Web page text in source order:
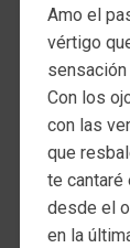
Amo el
vértigo
Con los
con las
que
te cantaré
desde el
en la